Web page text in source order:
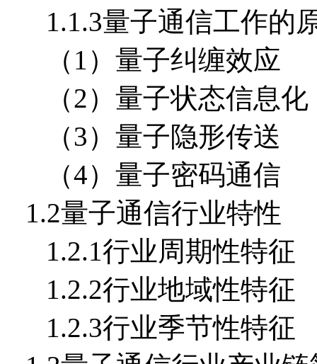
1.1.3量子通信工作的
（1）量子纠缠效应
（2）量子状态信息化
（3）量子隐形传送
（4）量子密码通信
1.2量子通信行业特性
1.2.1行业周期性特征
1.2.2行业地域性特征
1.2.3行业季节性特征